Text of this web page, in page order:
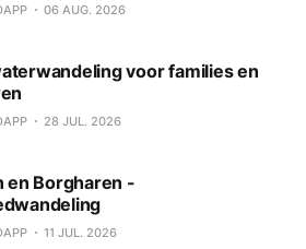
06 AUG. 2026
voor families en
28 JUL. 2026
en Borgharen -
11 JUL. 2026